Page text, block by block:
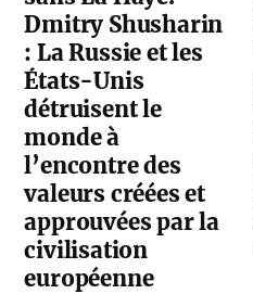
Dmitry Shusharin
: La Russie et les
États-Unis
détruisent le
monde à
l’encontre des
valeurs créées et
approuvées par la
civilisation
européenne